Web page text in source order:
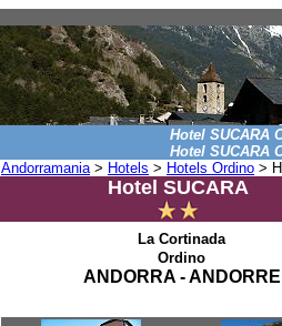
Hotel SUCARA
Hotel SUCARA
Andorramania> Hotels > Hotels Ordino >
Hotel SUCARA
La Cortinada
Ordino
ANDORRA - ANDORRE